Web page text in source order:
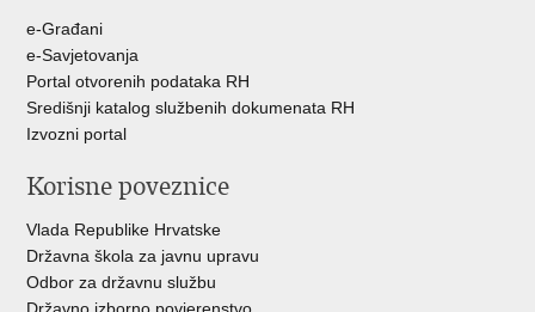
e-Građani
e-Savjetovanja
Portal otvorenih podataka RH
Središnji katalog službenih dokumenata RH
Izvozni portal
Korisne poveznice
Vlada Republike Hrvatske
Državna škola za javnu upravu
Odbor za državnu službu